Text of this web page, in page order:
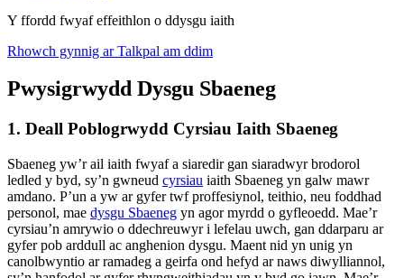
Y ffordd fwyaf effeithlon o ddysgu iaith
Rhowch gynnig ar Talkpal am ddim
Pwysigrwydd Dysgu Sbaeneg
1. Deall Poblogrwydd Cyrsiau Iaith Sbaeneg
Sbaeneg yw’r ail iaith fwyaf a siaredir gan siaradwyr brodorol
ledled y byd, sy’n gwneud cyrsiau iaith Sbaeneg yn galw mawr
amdano. P’un a yw ar gyfer twf proffesiynol, teithio, neu foddhad
personol, mae dysgu Sbaeneg yn agor myrdd o gyfleoedd. Mae’r
cyrsiau’n amrywio o ddechreuwyr i lefelau uwch, gan ddarparu ar
gyfer pob arddull ac anghenion dysgu. Maent nid yn unig yn
canolbwyntio ar ramadeg a geirfa ond hefyd ar naws diwylliannol,